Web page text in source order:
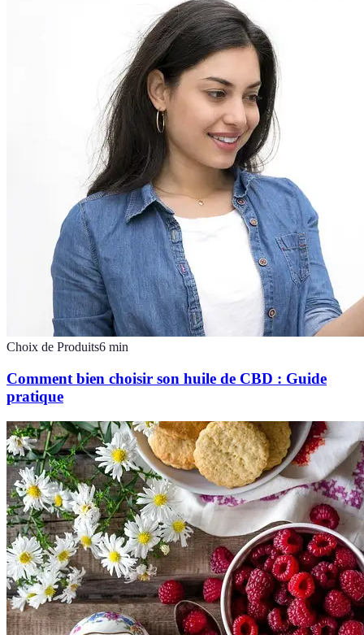
Choix de Produits6 min
Comment bien choisir son huile de CBD : Guide
pratique